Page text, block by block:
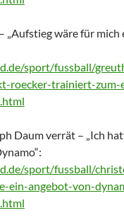
„Aufstieg wäre für mich
sport/fussball/
roecker-trainiert-zum-
Daum verrät – „Ich
sport/fussball/
ein-angebot-von-